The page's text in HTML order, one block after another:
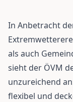
In Anbetracht
als auch
sieht der ÖVM
unzureichend
flexibel und